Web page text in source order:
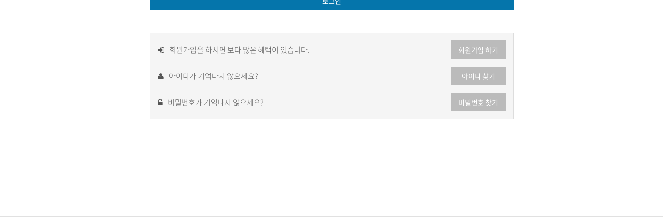
회원가입을 하시면 보다 많은 혜택이 있습니다. 회원가입 하기
아이디가 기억나지 않으세요? 아이디 찾기
비밀번호가 기억나지 않으세요? 비밀번호 찾기